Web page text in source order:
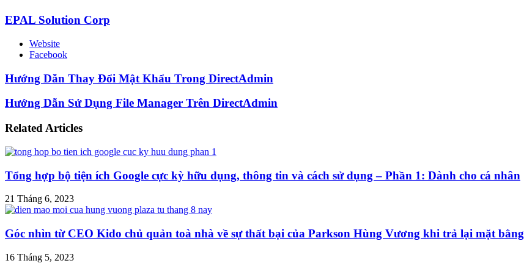
EPAL Solution Corp
Website
Facebook
Hướng Dẫn Thay Đổi Mật Khẩu Trong DirectAdmin
Hướng Dẫn Sử Dụng File Manager Trên DirectAdmin
Related Articles
Tổng hợp bộ tiện ích Google cực kỳ hữu dụng, thông tin và cách sử dụng – Phần 1: Dành cho cá nhân
21 Tháng 6, 2023
Góc nhìn từ CEO Kido chủ quản toà nhà về sự thất bại của Parkson Hùng Vương khi trả lại mặt bằng
16 Tháng 5, 2023